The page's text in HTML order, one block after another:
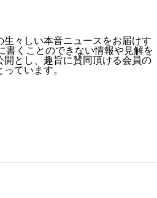
々しい本音ニュースをお届けす
書くことのできない情報や見解を
とし、趣旨に賛同頂ける会員の
ています。